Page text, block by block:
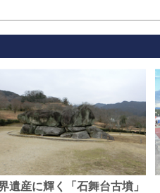
遺産に輝く「石舞台古墳」